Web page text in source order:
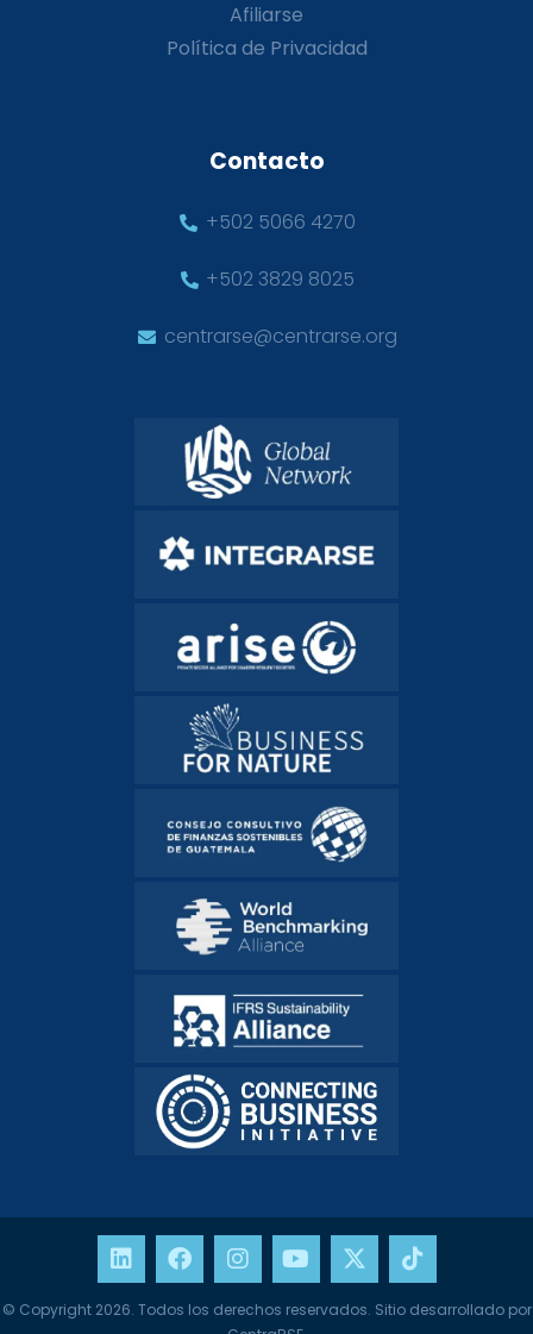
Afiliarse
Política de Privacidad
Contacto
+502 5066 4270
+502 3829 8025
centrarse@centrarse.org
© Copyright 2026. Todos los derechos reservados. Sitio desarrollado por